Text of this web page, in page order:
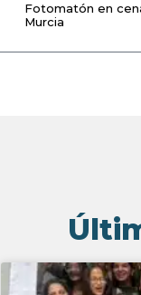
Fotomatón en
Murcia